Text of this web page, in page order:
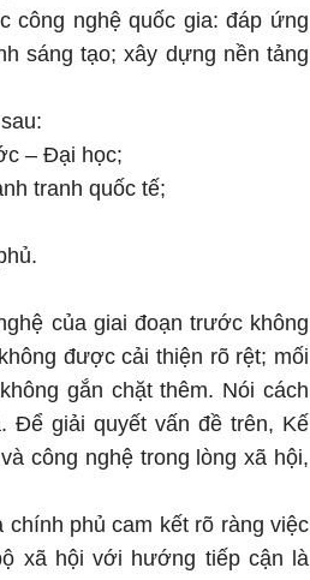
công nghệ quốc gia: đáp ứng
sáng tạo; xây dựng nền tảng
– Đại học;
tranh quốc tế;
của giai đoạn trước không
được cải thiện rõ rệt; mối
gắn chặt thêm. Nói cách
Để giải quyết vấn đề trên, Kế
công nghệ trong lòng xã hội,
phủ cam kết rõ ràng việc
xã hội với hướng tiếp cận là